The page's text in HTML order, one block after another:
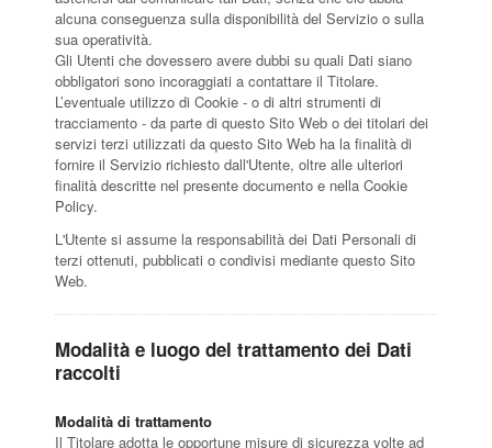
alcuna conseguenza sulla disponibilità del Servizio o sulla
sua operatività.
Gli Utenti che dovessero avere dubbi su quali Dati siano
obbligatori sono incoraggiati a contattare il Titolare.
L’eventuale utilizzo di Cookie - o di altri strumenti di
tracciamento - da parte di questo Sito Web o dei titolari dei
servizi terzi utilizzati da questo Sito Web ha la finalità di
fornire il Servizio richiesto dall'Utente, oltre alle ulteriori
finalità descritte nel presente documento e nella Cookie
Policy.
L'Utente si assume la responsabilità dei Dati Personali di
terzi ottenuti, pubblicati o condivisi mediante questo Sito
Web.
Modalità e luogo del trattamento dei Dati
raccolti
Modalità di trattamento
Il Titolare adotta le opportune misure di sicurezza volte ad